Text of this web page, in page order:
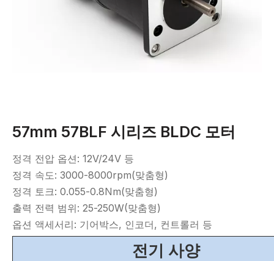
57mm 57BLF 시리즈 BLDC 모터
정격 전압 옵션: 12V/24V 등
정격 속도: 3000-8000rpm(맞춤형)
정격 토크: 0.055-0.8Nm(맞춤형)
출력 전력 범위: 25-250W(맞춤형)
옵션 액세서리: 기어박스, 인코더, 컨트롤러 등
전기 사양